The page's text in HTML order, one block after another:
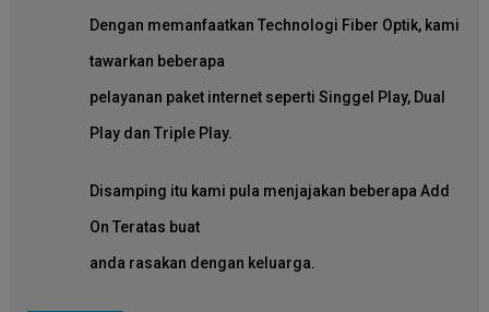
Dengan memanfaatkan Technologi Fiber Optik, kami
tawarkan beberapa
pelayanan paket internet seperti Singgel Play, Dual
Play dan Triple Play.
Disamping itu kami pula menjajakan beberapa Add
On Teratas buat
anda rasakan dengan keluarga.